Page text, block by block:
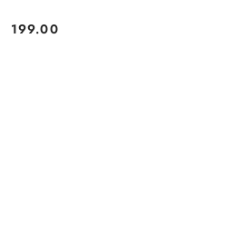
Cena:
199.00